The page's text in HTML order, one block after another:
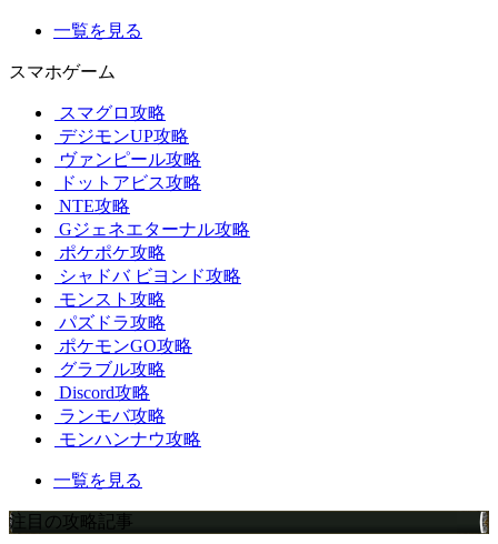
一覧を見る
スマホゲーム
スマグロ攻略
デジモンUP攻略
ヴァンピール攻略
ドットアビス攻略
NTE攻略
Gジェネエターナル攻略
ポケポケ攻略
シャドバ ビヨンド攻略
モンスト攻略
パズドラ攻略
ポケモンGO攻略
グラブル攻略
Discord攻略
ランモバ攻略
モンハンナウ攻略
一覧を見る
注目の攻略記事